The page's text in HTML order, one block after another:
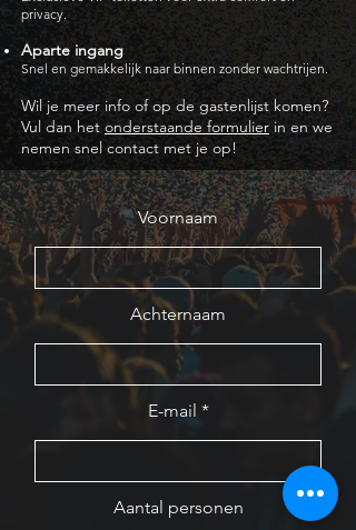
privacy.
Aparte ingang
Snel en gemakkelijk naar binnen zonder wachtrijen.
Wil je meer info of op de gastenlijst komen?
Vul dan het onderstaande formulier in en we
nemen snel contact met je op!
Voornaam
Achternaam
E-mail
Aantal personen